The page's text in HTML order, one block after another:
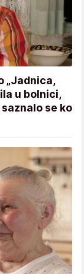
„Jadnica,
u bolnici,
se ko